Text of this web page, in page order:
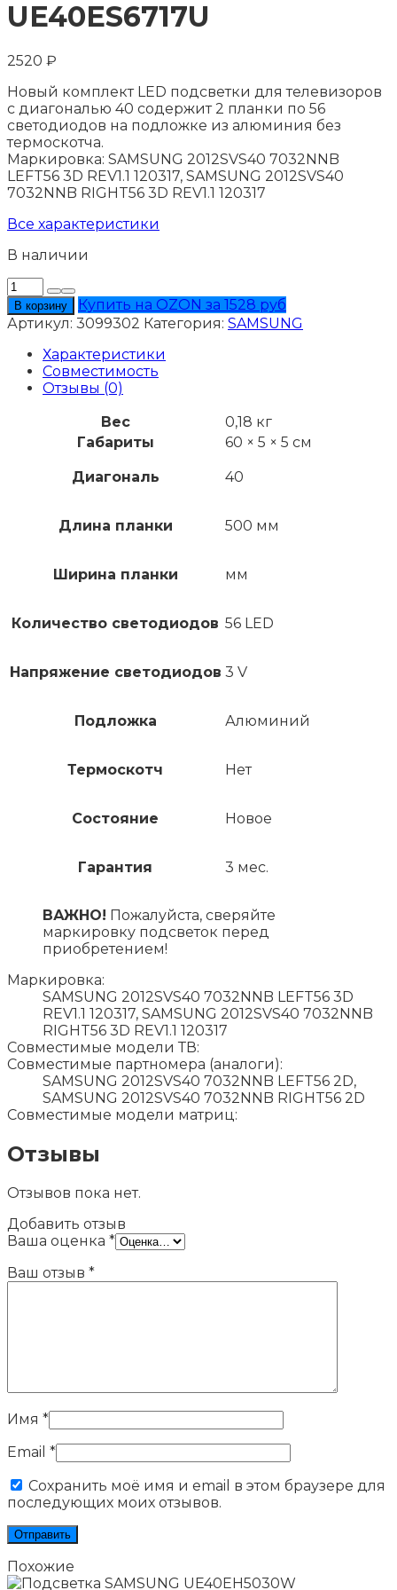
UE40ES6717U
2520 ₽
Новый комплект LED подсветки для телевизоров
с диагональю 40 содержит 2 планки по 56
светодиодов на подложке из алюминия без
термоскотча.
Маркировка: SAMSUNG 2012SVS40 7032NNB
LEFT56 3D REV1.1 120317, SAMSUNG 2012SVS40
7032NNB RIGHT56 3D REV1.1 120317
Все характеристики
В наличии
Количество
товара
Подсветка
SAMSUNG
UE40ES6717U
В корзину
Купить на OZON за 1528 руб
Артикул: 3099302 Категория: SAMSUNG
Характеристики
Совместимость
Отзывы (0)
Вес
0,18 кг
Габариты
60 × 5 × 5 см
Диагональ 40
Длина планки 500 мм
Ширина планки мм
Количество светодиодов 56 LED
Напряжение светодиодов 3 V
Подложка Алюминий
Термоскотч Нет
Состояние Новое
Гарантия 3 мес.
ВАЖНО! Пожалуйста, сверяйте
маркировку подсветок перед
приобретением!
Маркировка:
SAMSUNG 2012SVS40 7032NNB LEFT56 3D
REV1.1 120317, SAMSUNG 2012SVS40 7032NNB
RIGHT56 3D REV1.1 120317
Совместимые модели ТВ:
Совместимые партномера (аналоги):
SAMSUNG 2012SVS40 7032NNB LEFT56 2D,
SAMSUNG 2012SVS40 7032NNB RIGHT56 2D
Совместимые модели матриц:
Отзывы
Отзывов пока нет.
Добавить отзыв
Ваша оценка *
Ваш отзыв *
Имя *
Email *
Сохранить моё имя и email в этом браузере для
последующих моих отзывов.
Похожие